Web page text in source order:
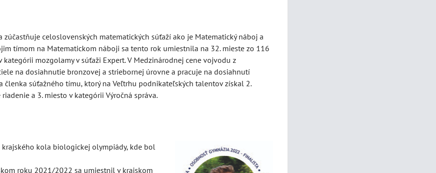
zúčastňuje celoslovenských matematických súťaží ako je Matematický náboj a
tímom na Matematickom náboji sa tento rok umiestnila na 32. mieste zo 116
kategórii mozgolamy v súťaži Expert. V Medzinárodnej cene vojvodu z
na dosiahnutie bronzovej a striebornej úrovne a pracuje na dosiahnutí
členka súťažného tímu, ktorý na Veľtrhu podnikateľských talentov získal 2.
a 3. miesto v kategórii Výročná správa.
krajského kola biologickej olympiády, kde bol
roku 2021/2022 sa umiestnil v krajskom